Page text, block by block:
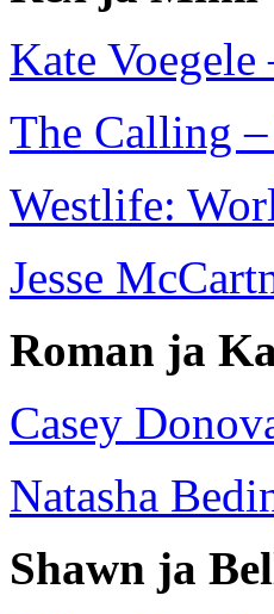
Kate Voegele
The Calling
Westlife:
Jesse
Roman ja
Casey
Natasha
Shawn ja